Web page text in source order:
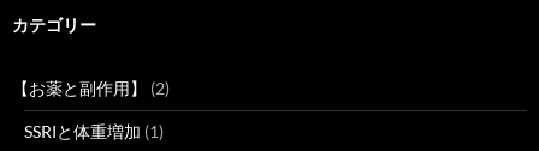
カテゴリー
【お薬と副作用】 (2)
SSRIと体重増加 (1)